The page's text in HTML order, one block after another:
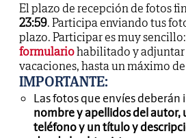
El plazo de recepción de fotos
23:59. Participa enviando tus
plazo. Participar es muy
formulariohabilitado y adjuntar
vacaciones, hasta un máximo de
IMPORTANTE:
Las fotos que envíes deberán
nombre y apellidos del autor,
teléfono y un título y